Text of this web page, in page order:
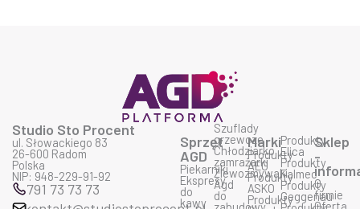
Studio Sto Procent
ul. Słowackiego 83
26-600 Radom
Polska
NIP: 948-229-91-92
791 73 73 73
Sprzęt
AGD
Piekarniki
Ekspresy
do
kawy
Szuflady
grzewcze
Chłodziarko
zamrażarki
Zlewozmywaki
Agd
do
Marki
Produkty
AEG
Produkty
ASKO
Produkty
Produkty
Elica
Produkty
Falmec
Produkty
Geggenau
Sklep
-
O
firmie
Oferta